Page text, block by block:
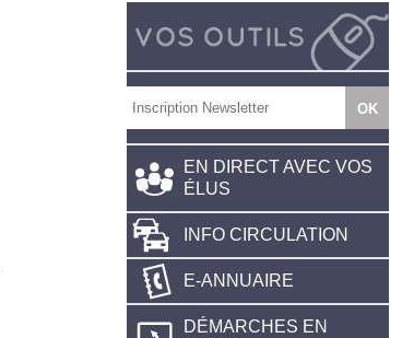
EN DIRECT AVEC VOS
ÉLUS
INFO CIRCULATION
E-ANNUAIRE
DÉMARCHES EN